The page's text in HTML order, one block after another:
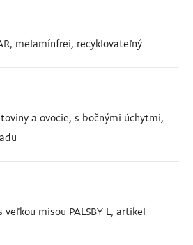
melamínfrei, recyklovateľný
a ovocie, s bočnými úchytmi,
misou PALSBY L, artikel